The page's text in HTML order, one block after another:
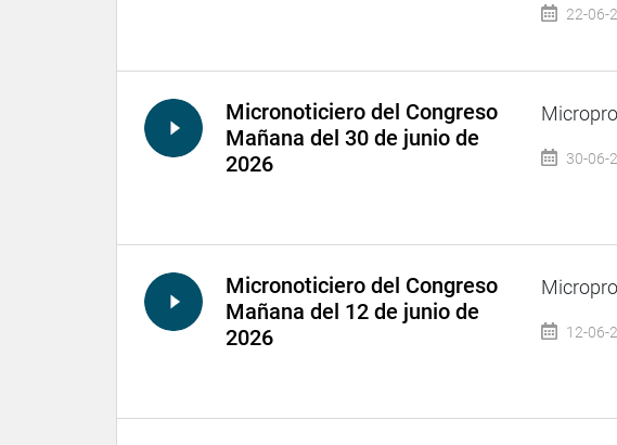
22-06-
Micronoticiero del Congreso
Mañana del 30 de junio de
2026
30-06-
Micronoticiero del Congreso
Mañana del 12 de junio de
2026
12-06-